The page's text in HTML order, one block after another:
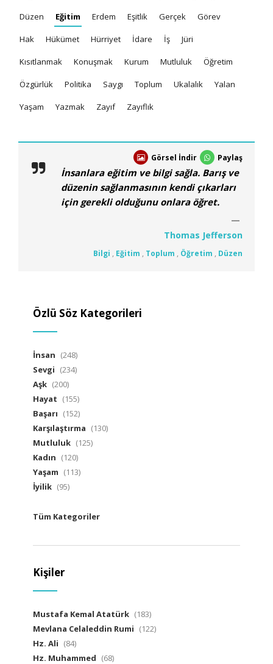
Düzen Eğitim Erdem Eşitlik Gerçek Görev
Hak Hükümet Hürriyet İdare İş Jüri
Kısıtlanmak Konuşmak Kurum Mutluluk Öğretim
Özgürlük Politika Saygı Toplum Ukalalık Yalan
Yaşam Yazmak Zayıf Zayıflık
Görsel İndir Paylaş
İnsanlara eğitim ve bilgi sağla. Barış ve
düzenin sağlanmasının kendi çıkarları
için gerekli olduğunu onlara öğret.
Thomas Jefferson
Bilgi , Eğitim , Toplum , Öğretim , Düzen
Özlü Söz Kategorileri
İnsan (248)
Sevgi (234)
Aşk (200)
Hayat (155)
Başarı (152)
Karşılaştırma (130)
Mutluluk (125)
Kadın (120)
Yaşam (113)
İyilik (95)
Tüm Kategoriler
Kişiler
Mustafa Kemal Atatürk (183)
Mevlana Celaleddin Rumi (122)
Hz. Ali (84)
Hz. Muhammed (68)